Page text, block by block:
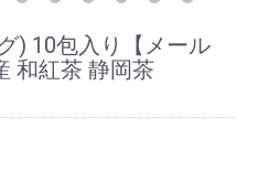
) 10包入り【メール
和紅茶 静岡茶